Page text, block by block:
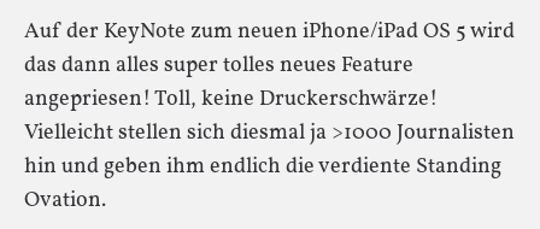
Auf der KeyNote zum neuen iPhone/iPad OS 5 wird
das dann alles super tolles neues Feature
angepriesen! Toll, keine Druckerschwärze!
Vielleicht stellen sich diesmal ja >1000 Journalisten
hin und geben ihm endlich die verdiente Standing
Ovation.